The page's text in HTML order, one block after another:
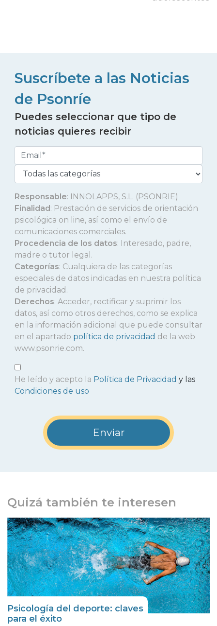
Suscríbete a las Noticias
de Psonríe
Puedes seleccionar que tipo de
noticias quieres recibir
Responsable: INNOLAPPS, S.L. (PSONRIE)
Finalidad: Prestación de servicios de orientación
psicológica on line, así como el envío de
comunicaciones comerciales.
Procedencia de los datos: Interesado, padre,
madre o tutor legal.
Categorías: Cualquiera de las categorías
especiales de datos indicadas en nuestra política
de privacidad.
Derechos: Acceder, rectificar y suprimir los
datos, así como otros derechos, como se explica
en la información adicional que puede consultar
en el apartado política de privacidad de la web
www.psonrie.com.
He leído y acepto la Política de Privacidad y las
Condiciones de uso
Quizá también te interesen
Psicología del deporte: claves
para el éxito